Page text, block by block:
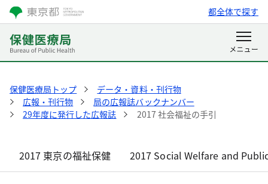
都全体で探す
保健医療局トップ
データ・資料・刊行物
広報・刊行物
局の広報誌バックナンバー
29年度に発行した広報誌
2017 社会福祉の手引
2017 東京の福祉保健 2017 Social Welfare and